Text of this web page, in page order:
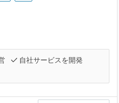
自社サービスを開発